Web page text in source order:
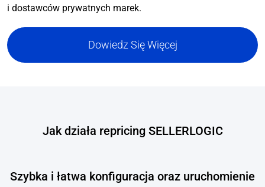
i dostawców prywatnych marek.
Dowiedz Się Więcej
Jak działa repricing SELLERLOGIC
Szybka i łatwa konfiguracja oraz uruchomienie